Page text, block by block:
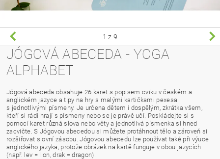
1 z 9
JÓGOVÁ ABECEDA - YOGA
ALPHABET
Jógová abeceda obsahuje 26 karet s popisem cviku v českém a
anglickém jazyce a tipy na hry s malými kartičkami pexesa
s jednotlivými písmeny. Je určena dětem i dospělým, zkrátka všem,
kteří si rádi hrají s písmeny nebo se je právě učí. Poskládejte si s
pomocí karet různá slova nebo věty a jednotlivá písmenka si hned
zacvičte. S Jógovou abecedou si můžete protáhnout tělo a zároveň si
rozšiřovat slovní zásobu. Jógovou abecedu lze používat také při výuce
anglického jazyka, protože obrázek na kartě funguje v obou jazycích
(např. lev = lion, drak = dragon).